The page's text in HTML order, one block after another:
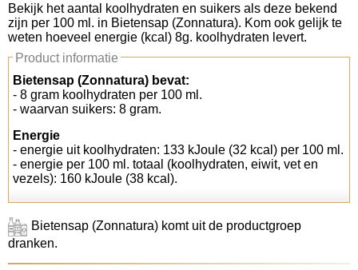
Koolhydraten tellen
Links
Bekijk het aantal koolhydraten en suikers als deze bekend
zijn per 100 ml. in Bietensap (Zonnatura). Kom ook gelijk te
weten hoeveel energie (kcal) 8g. koolhydraten levert.
Product informatie
Bietensap (Zonnatura) bevat:
- 8 gram koolhydraten per 100 ml.
- waarvan suikers: 8 gram.
Energie
- energie uit koolhydraten: 133 kJoule (32 kcal) per 100 ml.
- energie per 100 ml. totaal (koolhydraten, eiwit, vet en
vezels): 160 kJoule (38 kcal).
Bietensap (Zonnatura) komt uit de productgroep
dranken.